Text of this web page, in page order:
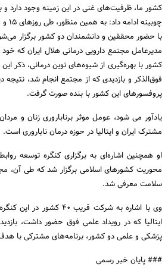
کشور ما، ظرفیت‌های غنی در این زمینه وجود دارد
با حضور محققین و دانشمندان دو کشور برگزار
مدیرعامل مجتمع دارویی درمانی هلال ایران که
کشور با بهره‌گیری از شیوه‌های نوین درمانی، ذکر
فوق‌الذکر و بازدیدی که از مجتمع انجام شد، نتیجه
پروفسورهای این کشور با بنده صورت گرفت.
یادآور می شود، عومل موثر برناباروری زنان و
مشترک ایران و ایتالیا در حوزه درمان ناباروری است.
او همچنین اشاره‌ای به برگزاری کنگره توسعه
محوریت کشورهای اسلامی برگزار شد که طی آن،
سلامت معرفی شد.
وی با اشاره به شرکت
ایتالیا که در رویداد علمی فوق حضور داشت،
پزشکی و علمی دو کشور، برنامه‌های مشترکی با هدف
### پایان خبر رسمی